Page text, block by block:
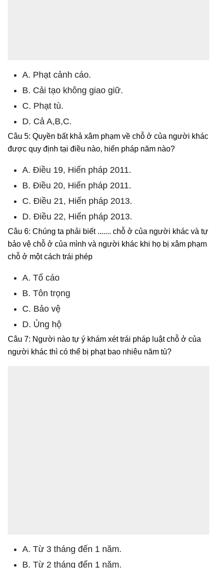
A. Phạt cảnh cáo.
B. Cải tạo không giao giữ.
C. Phạt tù.
D. Cả A,B,C.
Câu 5: Quyền bất khả xâm phạm về chỗ ở của người khác
được quy định tại điều nào, hiến pháp năm nào?
A. Điều 19, Hiến pháp 2011.
B. Điều 20, Hiến pháp 2011.
C. Điều 21, Hiến pháp 2013.
D. Điều 22, Hiến pháp 2013.
Câu 6: Chúng ta phải biết ....... chỗ ở của người khác và tự
bảo vệ chỗ ở của mình và người khác khi họ bị xâm phạm
chỗ ở một cách trái phép
A. Tố cáo
B. Tôn trọng
C. Bảo vệ
D. Ủng hộ
Câu 7: Người nào tự ý khám xét trái pháp luật chỗ ở của
người khác thì có thể bị phạt bao nhiêu năm tù?
A. Từ 3 tháng đến 1 năm.
B. Từ 2 tháng đến 1 năm.